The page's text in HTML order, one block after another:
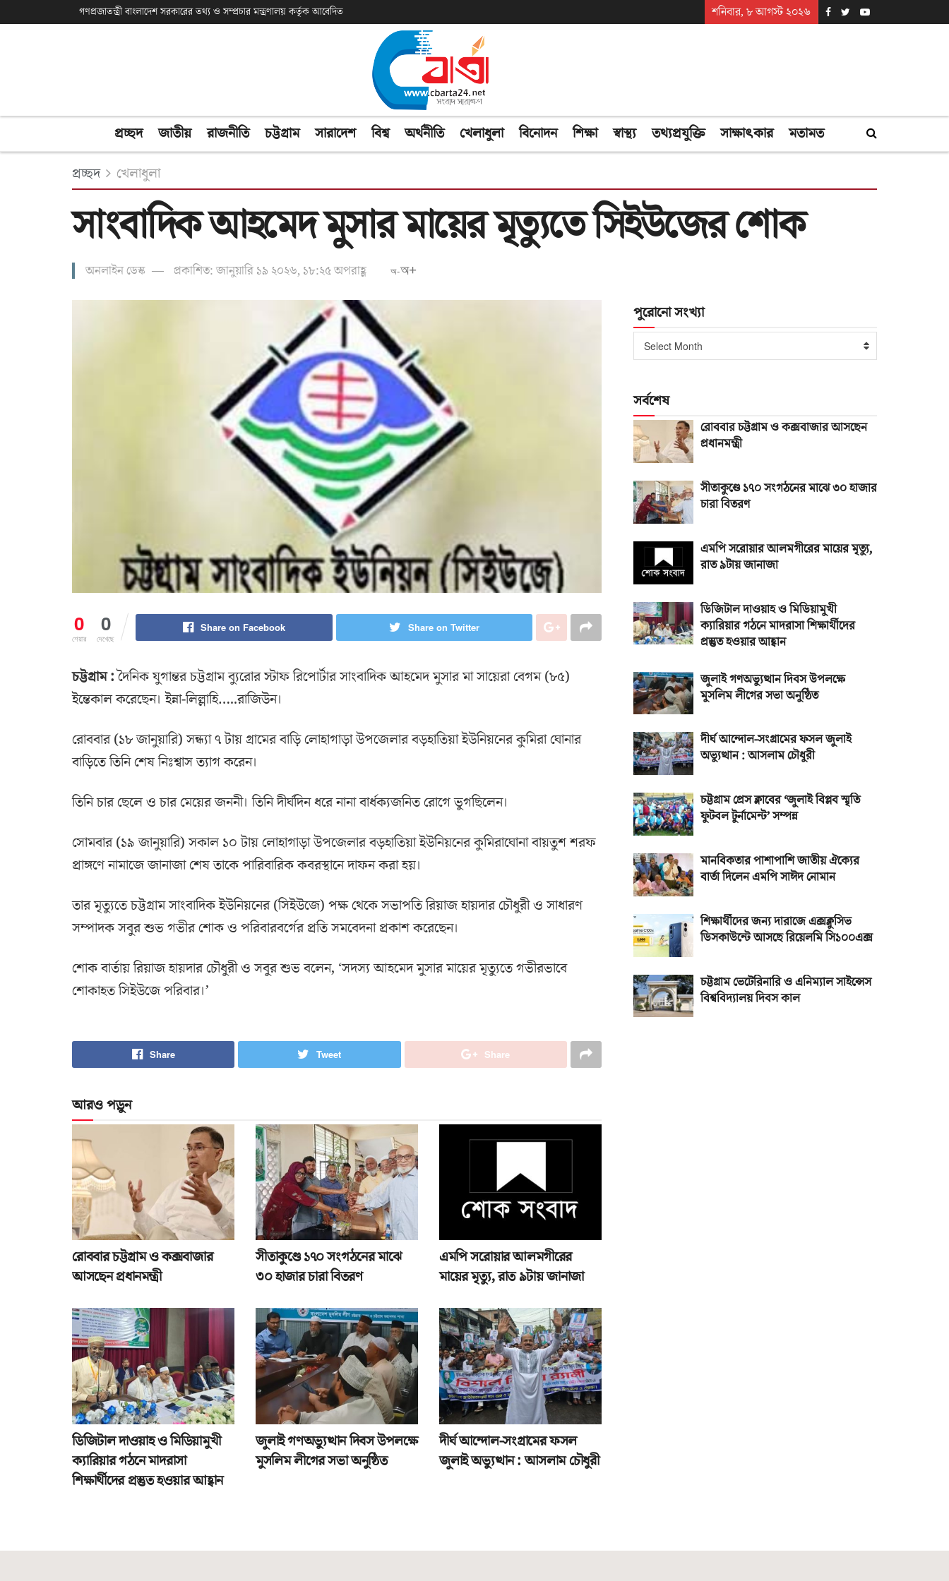
গণপ্রজাতন্ত্রী বাংলাদেশ সরকারের তথ্য ও সম্প্রচার মন্ত্রণালয় কর্তৃক আবেদিত শনিবার, ৮ আগস্ট ২০২৬
প্রচ্ছদ জাতীয় রাজনীতি চট্টগ্রাম সারাদেশ বিশ্ব অর্থনীতি খেলাধুলা বিনোদন শিক্ষা স্বাস্থ্য তথ্যপ্রযুক্তি সাক্ষাৎকার মতামত
প্রচ্ছদ খেলাধুলা
সাংবাদিক আহমেদ মুসার মায়ের মৃত্যুতে সিইউজের শোক
অনলাইন ডেস্ক প্রকাশিত: জানুয়ারি ১৯ ২০২৬, ১৮:২৫ অপরাহ্ণ অ-অ+
0
শেয়ার
0
দেখেছে
Share on Facebook Share on Twitter
চট্টগ্রাম :দৈনিক যুগান্তর চট্টগ্রাম ব্যুরোর স্টাফ রিপোর্টার সাংবাদিক আহমেদ মুসার মা সায়েরা বেগম (৮৫)
ইন্তেকাল করেছেন। ইন্না-লিল্লাহি…..রাজিউন।
রোববার (১৮ জানুয়ারি) সন্ধ্যা ৭ টায় গ্রামের বাড়ি লোহাগাড়া উপজেলার বড়হাতিয়া ইউনিয়নের কুমিরা ঘোনার
বাড়িতে তিনি শেষ নিঃশ্বাস ত্যাগ করেন।
তিনি চার ছেলে ও চার মেয়ের জননী। তিনি দীর্ঘদিন ধরে নানা বার্ধক্যজনিত রোগে ভুগছিলেন।
সোমবার (১৯ জানুয়ারি) সকাল ১০ টায় লোহাগাড়া উপজেলার বড়হাতিয়া ইউনিয়নের কুমিরাঘোনা বায়তুশ শরফ
প্রাঙ্গণে নামাজে জানাজা শেষ তাকে পারিবারিক কবরস্থানে দাফন করা হয়।
তার মৃত্যুতে চট্টগ্রাম সাংবাদিক ইউনিয়নের (সিইউজে) পক্ষ থেকে সভাপতি রিয়াজ হায়দার চৌধুরী ও সাধারণ
সম্পাদক সবুর শুভ গভীর শোক ও পরিবারবর্গের প্রতি সমবেদনা প্রকাশ করেছেন।
শোক বার্তায় রিয়াজ হায়দার চৌধুরী ও সবুর শুভ বলেন, ‘সদস্য আহমেদ মুসার মায়ের মৃত্যুতে গভীরভাবে
শোকাহত সিইউজে পরিবার।’
Share Tweet Share
আরও পড়ুন
রোববার চট্টগ্রাম ও কক্সবাজার
আসছেন প্রধানমন্ত্রী
সীতাকুণ্ডে ১৭০ সংগঠনের মাঝে
৩০ হাজার চারা বিতরণ
এমপি সরোয়ার আলমগীরের
মায়ের মৃত্যু, রাত ৯টায় জানাজা
ডিজিটাল দাওয়াহ ও মিডিয়ামুখী
ক্যারিয়ার গঠনে মাদরাসা
শিক্ষার্থীদের প্রস্তুত হওয়ার আহ্বান
জুলাই গণঅভ্যুত্থান দিবস উপলক্ষে
মুসলিম লীগের সভা অনুষ্ঠিত
দীর্ঘ আন্দোল-সংগ্রামের ফসল
জুলাই অভ্যুত্থান : আসলাম চৌধুরী
পুরোনো সংখ্যা
পুরোনো
সংখ্যা
Select Month
সর্বশেষ
রোববার চট্টগ্রাম ও কক্সবাজার আসছেন
প্রধানমন্ত্রী
সীতাকুণ্ডে ১৭০ সংগঠনের মাঝে ৩০ হাজার
চারা বিতরণ
এমপি সরোয়ার আলমগীরের মায়ের মৃত্যু,
রাত ৯টায় জানাজা
ডিজিটাল দাওয়াহ ও মিডিয়ামুখী
ক্যারিয়ার গঠনে মাদরাসা শিক্ষার্থীদের
প্রস্তুত হওয়ার আহ্বান
জুলাই গণঅভ্যুত্থান দিবস উপলক্ষে
মুসলিম লীগের সভা অনুষ্ঠিত
দীর্ঘ আন্দোল-সংগ্রামের ফসল জুলাই
অভ্যুত্থান : আসলাম চৌধুরী
চট্টগ্রাম প্রেস ক্লাবের ‘জুলাই বিপ্লব স্মৃতি
ফুটবল টুর্নামেন্ট’ সম্পন্ন
মানবিকতার পাশাপাশি জাতীয় ঐক্যের
বার্তা দিলেন এমপি সাঈদ নোমান
শিক্ষার্থীদের জন্য দারাজে এক্সক্লুসিভ
ডিসকাউন্টে আসছে রিয়েলমি সি১০০এক্স
চট্টগ্রাম ভেটেরিনারি ও এনিম্যাল সাইন্সেস
বিশ্ববিদ্যালয় দিবস কাল